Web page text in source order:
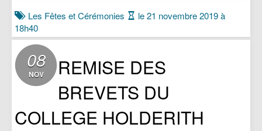
Les Fêtes et Cérémonies
le 21 novembre 2019 à
18h40
08
NOV
REMISE DES
BREVETS DU
COLLEGE HOLDERITH